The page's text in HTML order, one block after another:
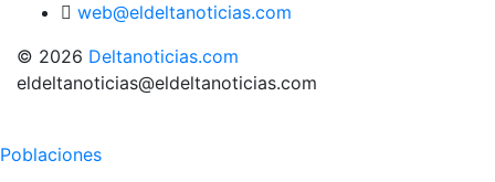
web@eldeltanoticias.com
© 2026 Deltanoticias.com
eldeltanoticias@eldeltanoticias.com
Poblaciones